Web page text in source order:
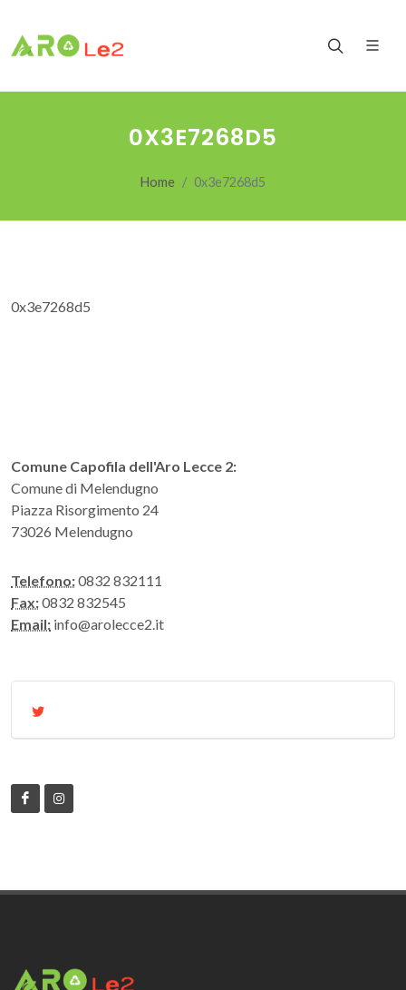
0X3E7268D5
Home 0x3e7268d5
0x3e7268d5
Comune Capofila dell'Aro Lecce 2:
Comune di Melendugno
Piazza Risorgimento 24
73026 Melendugno
Telefono:0832 832111
Fax:0832 832545
Email: info@arolecce2.it